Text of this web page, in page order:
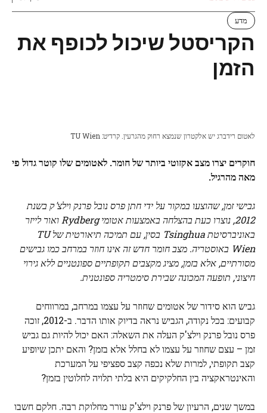
מדע
הקריסטל שיכול לכופף את
הזמן
לאטום רידברג יש אלקטרון שנמצא רחוק מהגרעין. קרדיט: TU Wien
חוקרים יצרו מצב אקזוטי ביותר של חומר. לאטומים שלו קוטר גדול פי
מאה מהרגיל.
גבישי זמן, שהוצעו במקור על ידי חתן פרס נובל פרנק וילצ'ק בשנת
2012, נוצרו כעת בהצלחה באמצעות אטומי Rydberg ואור לייזר
באוניברסיטת Tsinghua בסין, עם תמיכה תיאורטית של TU
Wien באוסטריה. מצב חומר חדש זה אינו חוזר במרחב כמו גבישים
מסורתיים, אלא בזמן, מציג מקצבים תקופתיים ספונטניים ללא גירוי
חיצוני, תופעה המכונה שבירת סימטריה ספונטנית.
גביש הוא סידור של אטומים שחוזר על עצמו במרחב, במרווחים
קבועים: בכל נקודה, הגביש נראה בדיוק אותו הדבר. ב-2012, זוכה
פרס נובל פרנק וילצ'ק העלה את השאלה: האם יכול להיות גם גביש
זמן – עצם שחוזר על עצמו לא בחלל אלא בזמן? והאם יתכן שיופיע
קצב תקופתי, למרות שלא נכפה קצב ספציפי על המערכת
והאינטראקציה בין החלקיקים היא בלתי תלויה לחלוטין בזמן?
במשך שנים, הרעיון של פרנק וילצ'ק עורר מחלוקת רבה. חלקם חשבו